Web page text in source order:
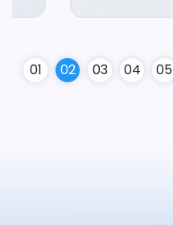
01 02 03 04 05